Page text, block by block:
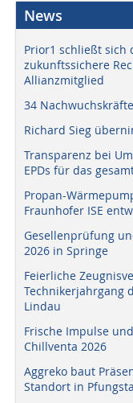
News
Prior1 schließt
zukunftssichere
Allianzmitglied
34
Richard Sieg
Transparenz bei
EPDs für das
Propan-
Fraunhofer ISE
Gesellenprüfung
2026 in Springe
Feierliche
Technikerjahrgang
Lindau
Frische Impulse
Chillventa 2026
Aggreko baut
Standort in